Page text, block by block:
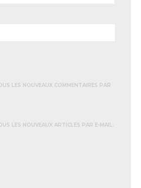
LES NOUVEAUX COMMENTAIRES PAR
LES NOUVEAUX ARTICLES PAR E-MAIL.